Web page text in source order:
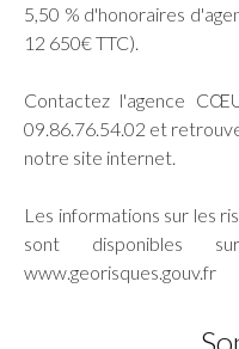
5,50 % d'honoraires
12 650€ TTC).
Contactez l'agence
09.86.76.54.02 et
notre site internet.
Les informations sur les
sont disponibles
www.georisques.gouv.fr